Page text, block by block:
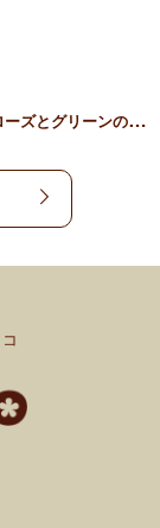
ロ
ーズとグリーンのスタンデ…